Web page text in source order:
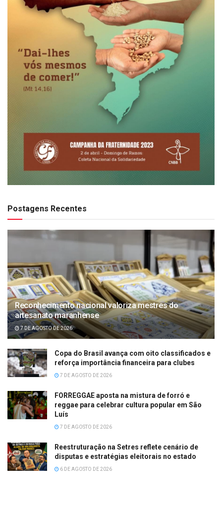
Postagens Recentes
Reconhecimento nacional valoriza mestres do
artesanato maranhense
7 DE AGOSTO DE 2026
Copa do Brasil avança com oito classificados e
reforça importância financeira para clubes
7 DE AGOSTO DE 2026
FORREGGAE aposta na mistura de forró e
reggae para celebrar cultura popular em São
Luís
7 DE AGOSTO DE 2026
Reestruturação na Setres reflete cenário de
disputas e estratégias eleitorais no estado
6 DE AGOSTO DE 2026